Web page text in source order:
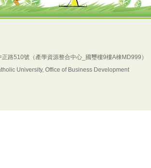
路510號（產學資源整合中心_國璽樓9樓A棟MD999）
University, Office of Business Development